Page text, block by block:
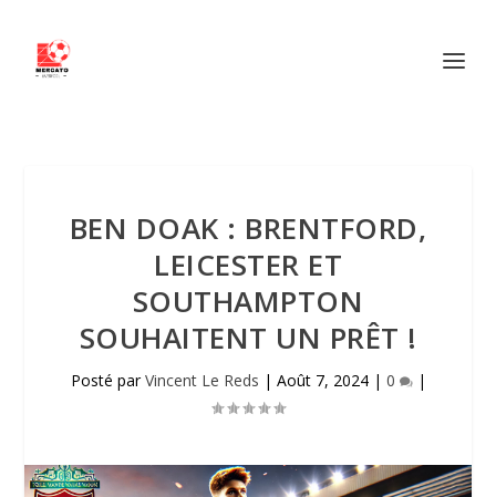
BEN DOAK : BRENTFORD,
LEICESTER ET
SOUTHAMPTON
SOUHAITENT UN PRÊT !
Posté parVincent Le Reds | Août 7, 2024| 0 |